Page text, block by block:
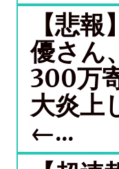
【悲
優さん
300万
大炎上
←...